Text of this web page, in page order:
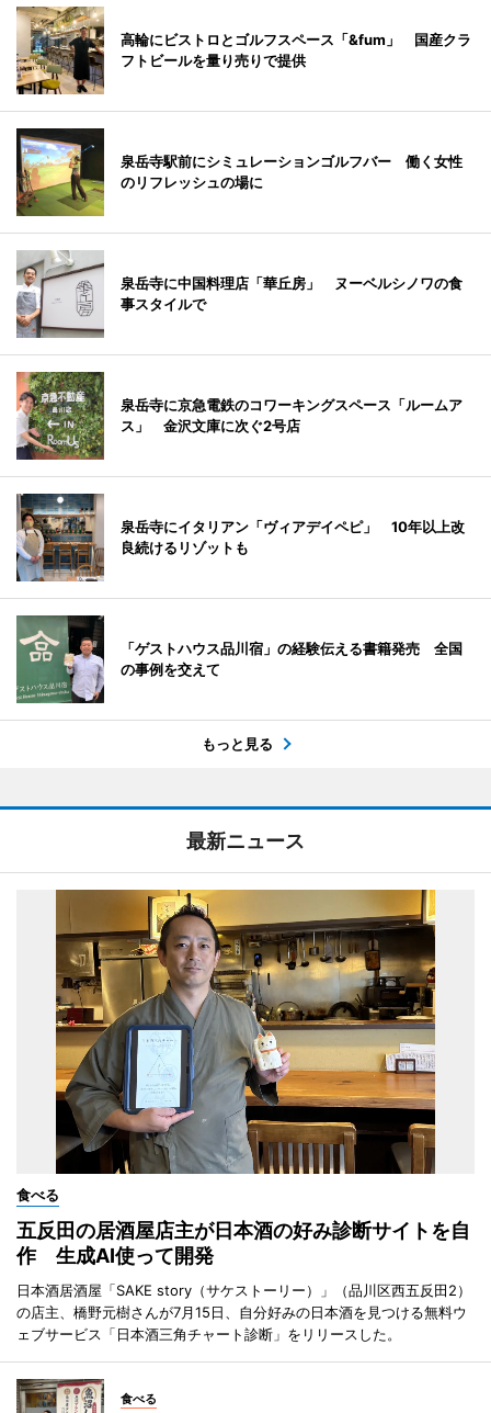
高輪にビストロとゴルフスペース「&fum」 国産クラ
フトビールを量り売りで提供
泉岳寺駅前にシミュレーションゴルフバー 働く女性
のリフレッシュの場に
泉岳寺に中国料理店「華丘房」 ヌーベルシノワの食
事スタイルで
泉岳寺に京急電鉄のコワーキングスペース「ルームア
ス」 金沢文庫に次ぐ2号店
泉岳寺にイタリアン「ヴィアデイペピ」 10年以上改
良続けるリゾットも
「ゲストハウス品川宿」の経験伝える書籍発売 全国
の事例を交えて
もっと見る
最新ニュース
食べる
五反田の居酒屋店主が日本酒の好み診断サイトを自
作 生成AI使って開発
日本酒居酒屋「SAKE story（サケストーリー）」（品川区西五反田2）
の店主、橋野元樹さんが7月15日、自分好みの日本酒を見つける無料ウ
ェブサービス「日本酒三角チャート診断」をリリースした。
食べる